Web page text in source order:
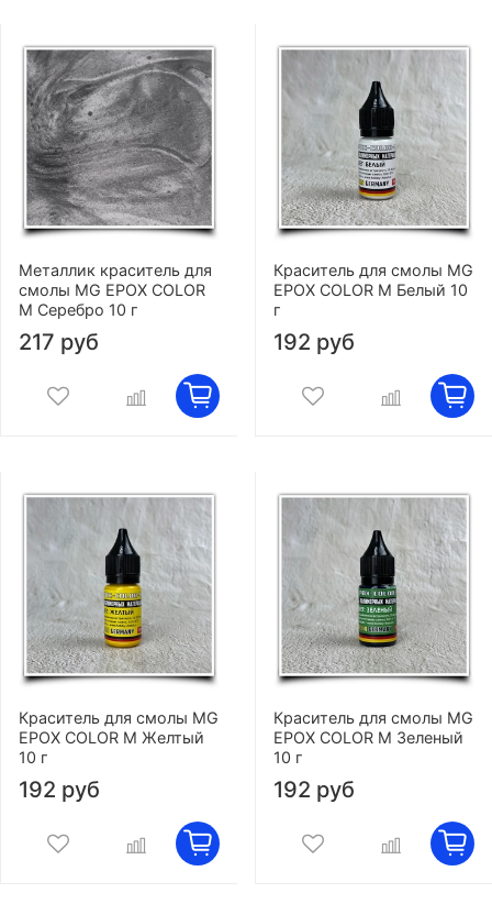
Металлик краситель для
смолы MG EPOX COLOR
M Серебро 10 г
217 руб
Краситель для смолы MG
EPOX COLOR M Белый 10
г
192 руб
Краситель для смолы MG
EPOX COLOR M Желтый
10 г
192 руб
Краситель для смолы MG
EPOX COLOR M Зеленый
10 г
192 руб